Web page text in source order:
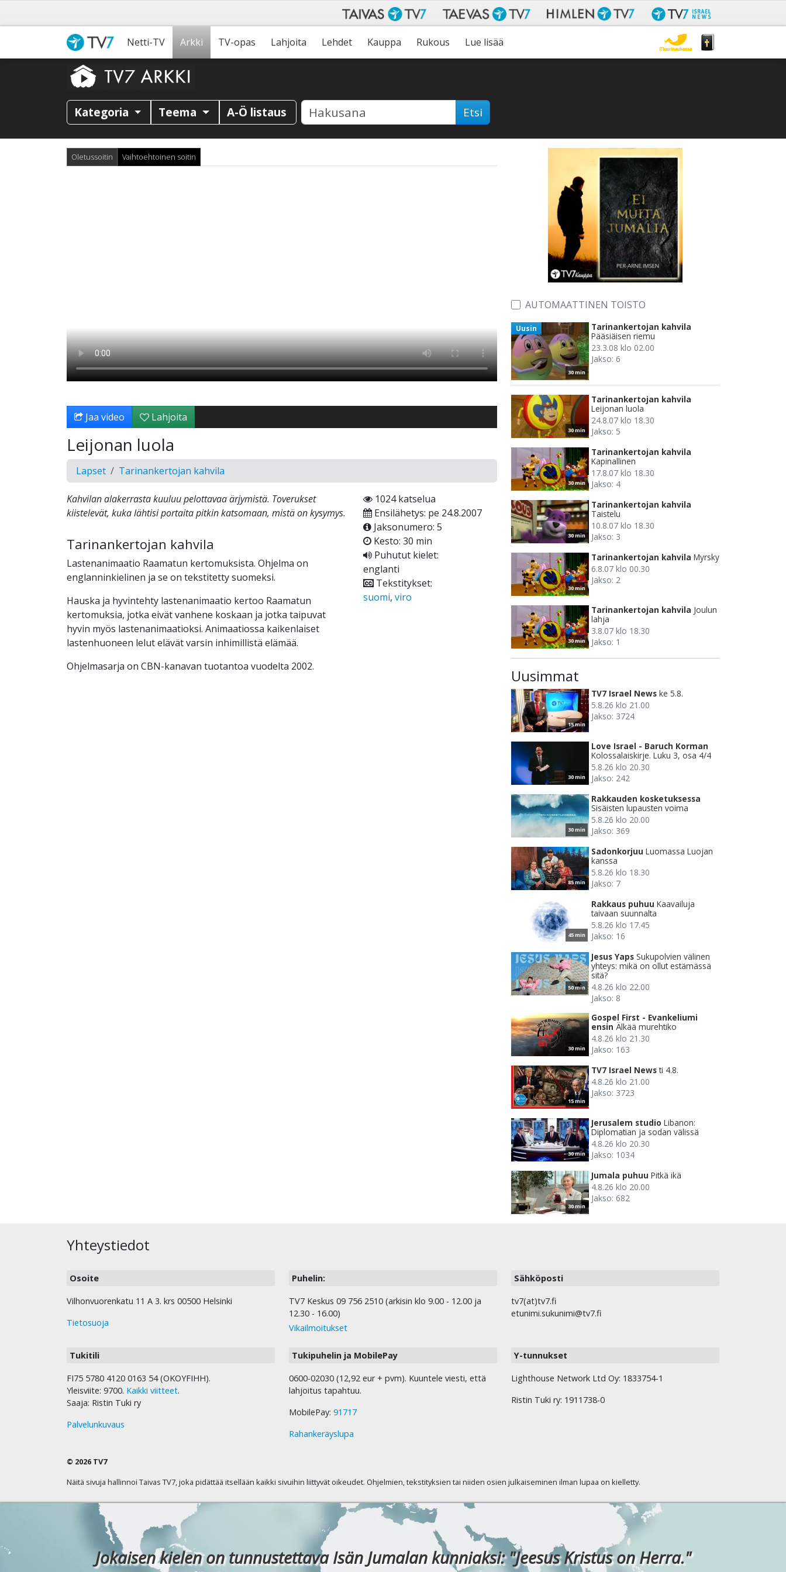
Netti-TV Arkki TV-opas Lahjoita Lehdet Kauppa Rukous Lue lisää
Kategoria Teema A-Ö listaus Etsi
Oletussoitin Vaihtoehtoinen soitin
Jaa video Lahjoita
Leijonan luola
Lapset Tarinankertojan kahvila
Kahvilan alakerrasta kuuluu pelottavaa ärjymistä. Toverukset
kiistelevät, kuka lähtisi portaita pitkin katsomaan, mistä on kysymys.
Tarinankertojan kahvila
Lastenanimaatio Raamatun kertomuksista. Ohjelma on
englanninkielinen ja se on tekstitetty suomeksi.
Hauska ja hyvintehty lastenanimaatio kertoo Raamatun
kertomuksia, jotka eivät vanhene koskaan ja jotka taipuvat
hyvin myös lastenanimaatioksi. Animaatiossa kaikenlaiset
lastenhuoneen lelut elävät varsin inhimillistä elämää.
Ohjelmasarja on CBN-kanavan tuotantoa vuodelta 2002.
1024 katselua
Ensilähetys: pe 24.8.2007
Jaksonumero: 5
Kesto: 30 min
Puhutut kielet:
englanti
Tekstitykset:
suomi, viro
AUTOMAATTINEN TOISTO
30 min
Uusin
Tarinankertojan kahvila
Pääsiäisen riemu
23.3.08 klo 02.00
Jakso: 6
30 min
Tarinankertojan kahvila
Leijonan luola
24.8.07 klo 18.30
Jakso: 5
30 min
Tarinankertojan kahvila
Kapinallinen
17.8.07 klo 18.30
Jakso: 4
30 min
Tarinankertojan kahvila
Taistelu
10.8.07 klo 18.30
Jakso: 3
30 min
Tarinankertojan kahvila Myrsky
6.8.07 klo 00.30
Jakso: 2
30 min
Tarinankertojan kahvila Joulun
lahja
3.8.07 klo 18.30
Jakso: 1
Uusimmat
15 min
TV7 Israel News ke 5.8.
5.8.26 klo 21.00
Jakso: 3724
30 min
Love Israel - Baruch Korman
Kolossalaiskirje. Luku 3, osa 4/4
5.8.26 klo 20.30
Jakso: 242
30 min
Rakkauden kosketuksessa
Sisäisten lupausten voima
5.8.26 klo 20.00
Jakso: 369
85 min
Sadonkorjuu Luomassa Luojan
kanssa
5.8.26 klo 18.30
Jakso: 7
45 min
Rakkaus puhuu Kaavailuja
taivaan suunnalta
5.8.26 klo 17.45
Jakso: 16
50 min
Jesus Yaps Sukupolvien välinen
yhteys: mikä on ollut estämässä
sitä?
4.8.26 klo 22.00
Jakso: 8
30 min
Gospel First - Evankeliumi
ensin Älkää murehtiko
4.8.26 klo 21.30
Jakso: 163
15 min
TV7 Israel News ti 4.8.
4.8.26 klo 21.00
Jakso: 3723
30 min
Jerusalem studio Libanon:
Diplomatian ja sodan välissä
4.8.26 klo 20.30
Jakso: 1034
30 min
Jumala puhuu Pitkä ikä
4.8.26 klo 20.00
Jakso: 682
Yhteystiedot
Osoite
Vilhonvuorenkatu 11 A 3. krs 00500 Helsinki
Tietosuoja
Puhelin:
TV7 Keskus 09 756 2510 (arkisin klo 9.00 - 12.00 ja
12.30 - 16.00)
Vikailmoitukset
Sähköposti
tv7(at)tv7.fi
etunimi.sukunimi@tv7.fi
Tukitili
FI75 5780 4120 0163 54 (OKOYFIHH).
Yleisviite: 9700. Kaikki viitteet.
Saaja: Ristin Tuki ry
Palvelunkuvaus
Tukipuhelin ja MobilePay
0600-02030 (12,92 eur + pvm). Kuuntele viesti, että
lahjoitus tapahtuu.
MobilePay: 91717
Rahankeräyslupa
Y-tunnukset
Lighthouse Network Ltd Oy: 1833754-1
Ristin Tuki ry: 1911738-0
© 2026 TV7
Näitä sivuja hallinnoi Taivas TV7, joka pidättää itsellään kaikki sivuihin liittyvät oikeudet. Ohjelmien, tekstityksien tai niiden osien julkaiseminen ilman lupaa on kielletty.
Jokaisen kielen on tunnustettava Isän Jumalan kunniaksi: "Jeesus Kristus on Herra."